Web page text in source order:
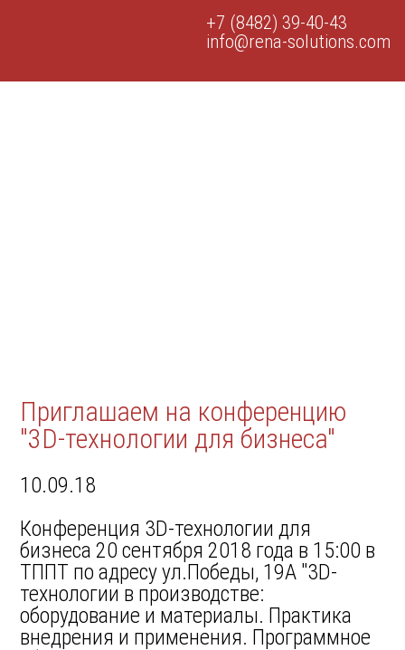
+7 (8482) 39-40-43
info@rena-solutions.com
Приглашаем на конференцию
"3D-технологии для бизнеса"
10.09.18
Конференция 3D-технологии для
бизнеса 20 сентября 2018 года в 15:00 в
ТППТ по адресу ул.Победы, 19А "3D-
технологии в производстве:
оборудование и материалы. Практика
внедрения и применения. Программное